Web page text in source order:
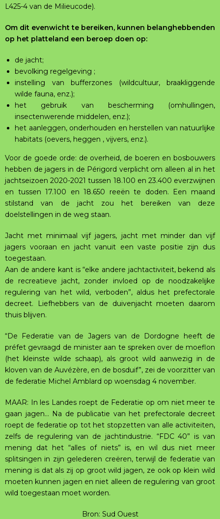
L425-4 van de Milieucode).
Om dit evenwicht te bereiken, kunnen belanghebbenden
op het platteland een beroep doen op:
de jacht;
bevolking regelgeving ;
instelling van bufferzones (wildcultuur, braakliggende
wilde fauna, enz.);
het gebruik van bescherming (omhullingen,
insectenwerende middelen, enz.);
het aanleggen, onderhouden en herstellen van natuurlijke
habitats (oevers, heggen , vijvers, enz.).
Voor de goede orde: de overheid, de boeren en bosbouwers
hebben de jagers in de Périgord verplicht om alleen al in het
jachtseizoen 2020-2021 tussen 18.100 en 23.400 everzwijnen
en tussen 17.100 en 18.650 reeën te doden. Een maand
stilstand van de jacht zou het bereiken van deze
doelstellingen in de weg staan.
Jacht met minimaal vijf jagers, jacht met minder dan vijf
jagers vooraan en jacht vanuit een vaste positie zijn dus
toegestaan.
Aan de andere kant is “elke andere jachtactiviteit, bekend als
de recreatieve jacht, zonder invloed op de noodzakelijke
regulering van het wild, verboden”, aldus het prefectorale
decreet. Liefhebbers van de duivenjacht moeten daarom
thuis blijven.
“De Federatie van de Jagers van de Dordogne heeft de
préfet gevraagd de minister aan te spreken over de moeflon
(het kleinste wilde schaap), als groot wild aanwezig in de
kloven van de Auvézère, en de bosduif”, zei de voorzitter van
de federatie Michel Amblard op woensdag 4 november.
MAAR: In les Landes roept de Federatie op om niet meer te
gaan jagen… Na de publicatie van het prefectorale decreet
roept de federatie op tot het stopzetten van alle activiteiten,
zelfs de regulering van de jachtindustrie. “FDC 40” is van
mening dat het “alles of niets” is, en wil dus niet meer
splitsingen in zijn gelederen creëren, terwijl de federatie van
mening is dat als zij op groot wild jagen, ze ook op klein wild
moeten kunnen jagen en niet alleen de regulering van groot
wild toegestaan moet worden.
Bron: Sud Ouest